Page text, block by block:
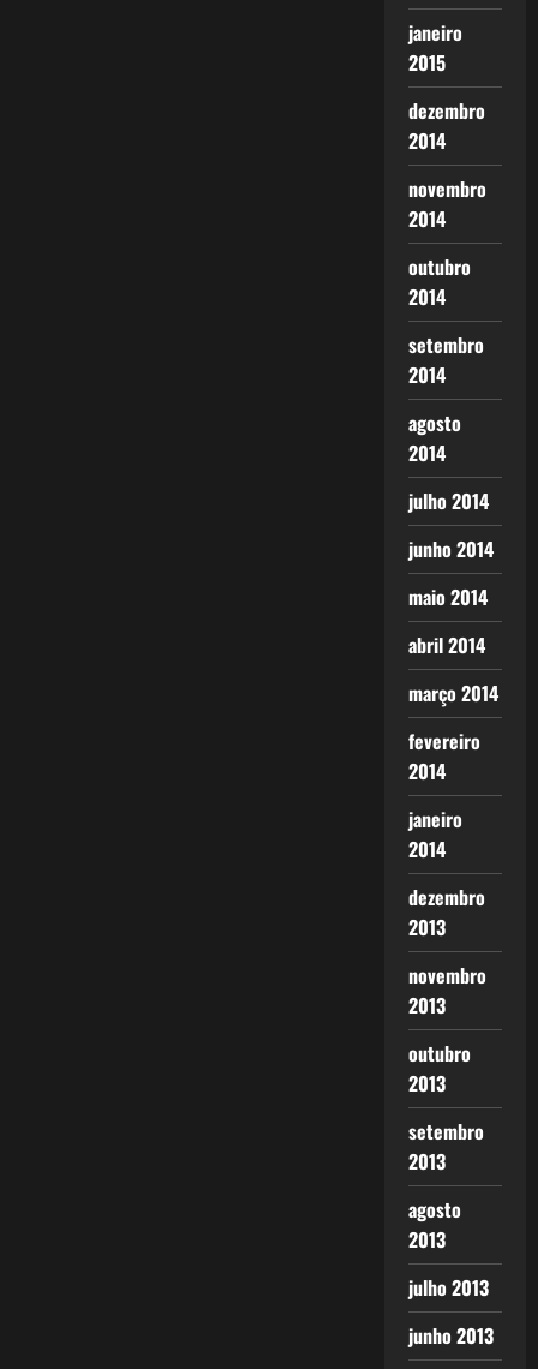
janeiro
2015
dezembro
2014
novembro
2014
outubro
2014
setembro
2014
agosto
2014
julho 2014
junho 2014
maio 2014
abril 2014
março 2014
fevereiro
2014
janeiro
2014
dezembro
2013
novembro
2013
outubro
2013
setembro
2013
agosto
2013
julho 2013
junho 2013